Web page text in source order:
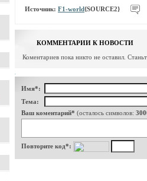
Источник: F1-world{SOURCE2}
КОММЕНТАРИИ К НОВОСТИ
Коментариев пока никто не оставил.
Имя*:
Тема:
Ваш коментарий* (осталось символов:
Повторите код*: